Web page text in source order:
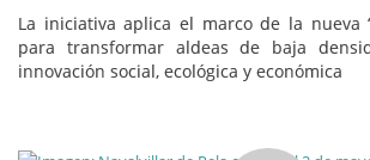
La iniciativa aplica el marco de la nueva
para transformar aldeas de baja
innovación social, ecológica y económica